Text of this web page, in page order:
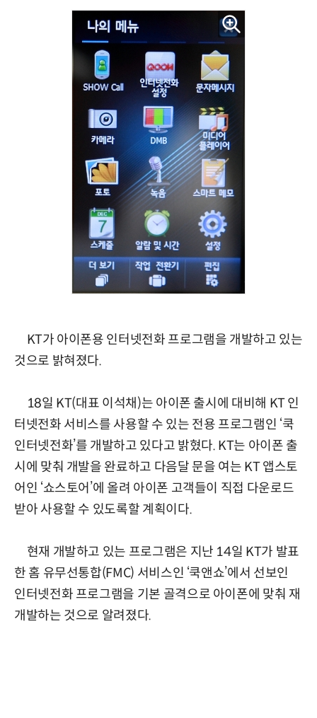
KT가 아이폰용 인터넷전화 프로그램을 개발하고 있는
것으로 밝혀졌다.
18일 KT(대표 이석채)는 아이폰 출시에 대비해 KT 인
터넷전화 서비스를 사용할 수 있는 전용 프로그램인 ‘쿡
인터넷전화’를 개발하고 있다고 밝혔다. KT는 아이폰 출
시에 맞춰 개발을 완료하고 다음달 문을 여는 KT 앱스토
어인 ‘쇼스토어’에 올려 아이폰 고객들이 직접 다운로드
받아 사용할 수 있도록할 계획이다.
현재 개발하고 있는 프로그램은 지난 14일 KT가 발표
한 홈 유무선통합(FMC) 서비스인 ‘쿡앤쇼’에서 선보인
인터넷전화 프로그램을 기본 골격으로 아이폰에 맞춰 재
개발하는 것으로 알려졌다.